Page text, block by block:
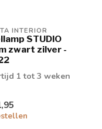
INTERIOR
STUDIO
zwart zilver -
1 tot 3 weken